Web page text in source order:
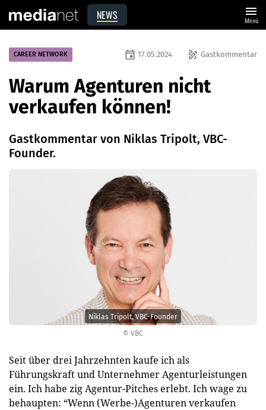
NEWS menu
Menü
© VBC
Niklas Tripolt, VBC-Founder
CAREER NETWORK draw Gastkommentar
event 17.05.2024
Warum Agenturen nicht
verkaufen können!
Gastkommentar von Niklas Tripolt, VBC-
Founder.
Seit über drei Jahrzehnten kaufe ich als
Führungskraft und Unternehmer Agenturleistungen
ein. Ich habe zig Agentur-Pitches erlebt. Ich wage zu
behaupten: “Wenn (Werbe-)Agenturen verkaufen